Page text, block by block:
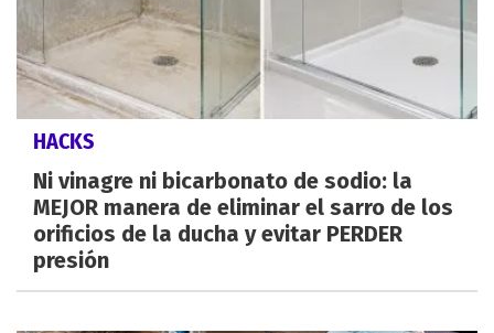
HACKS
Ni vinagre ni bicarbonato de sodio: la
MEJOR manera de eliminar el sarro de los
orificios de la ducha y evitar PERDER
presión